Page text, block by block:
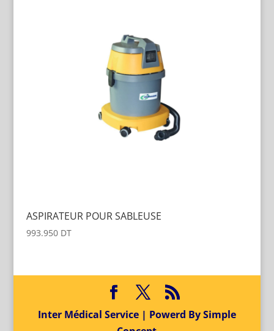
ASPIRATEUR POUR SABLEUSE
993.950DT
Inter Médical Service | Powerd By Simple